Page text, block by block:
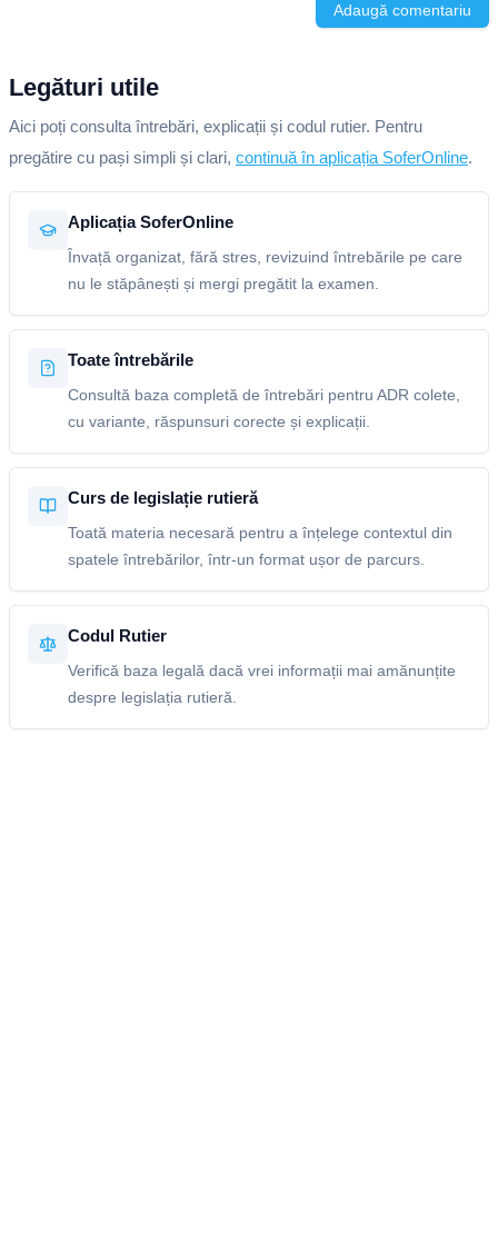
Adaugă comentariu
Legături utile
Aici poți consulta întrebări, explicații și codul rutier. Pentru
pregătire cu pași simpli și clari, continuă în aplicația SoferOnline.
Aplicația SoferOnline
Învață organizat, fără stres, revizuind întrebările pe care
nu le stăpânești și mergi pregătit la examen.
Toate întrebările
Consultă baza completă de întrebări pentru ADR colete,
cu variante, răspunsuri corecte și explicații.
Curs de legislație rutieră
Toată materia necesară pentru a înțelege contextul din
spatele întrebărilor, într-un format ușor de parcurs.
Codul Rutier
Verifică baza legală dacă vrei informații mai amănunțite
despre legislația rutieră.